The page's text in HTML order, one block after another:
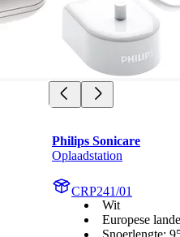
Philips Sonicare
Oplaadstation
CRP241/01
Wit
Europese
Snoerlengte: